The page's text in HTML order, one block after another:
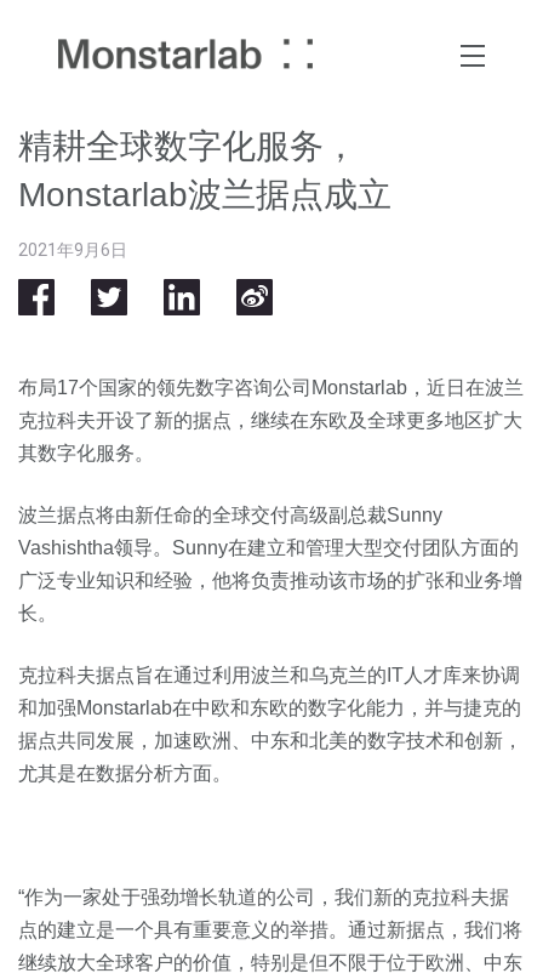
精耕全球数字化服务，
Monstarlab波兰据点成立
2021年9月6日
布局17个国家的领先数字咨询公司Monstarlab，近日在波兰
克拉科夫开设了新的据点，继续在东欧及全球更多地区扩大
其数字化服务。
波兰据点将由新任命的全球交付高级副总裁Sunny
Vashishtha领导。Sunny在建立和管理大型交付团队方面的
广泛专业知识和经验，他将负责推动该市场的扩张和业务增
长。
克拉科夫据点旨在通过利用波兰和乌克兰的IT人才库来协调
和加强Monstarlab在中欧和东欧的数字化能力，并与捷克的
据点共同发展，加速欧洲、中东和北美的数字技术和创新，
尤其是在数据分析方面。
“作为一家处于强劲增长轨道的公司，我们新的克拉科夫据
点的建立是一个具有重要意义的举措。通过新据点，我们将
继续放大全球客户的价值，特别是但不限于位于欧洲、中东